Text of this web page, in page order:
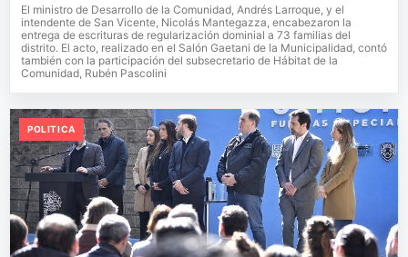
El ministro de Desarrollo de la Comunidad, Andrés Larroque, y el
intendente de San Vicente, Nicolás Mantegazza, encabezaron la
entrega de escrituras de regularización dominial a 73 familias del
distrito. El acto, realizado en el Salón Gaetani de la Municipalidad, contó
también con la participación del subsecretario de Hábitat de la
Comunidad, Rubén Pascolini
POLITICA